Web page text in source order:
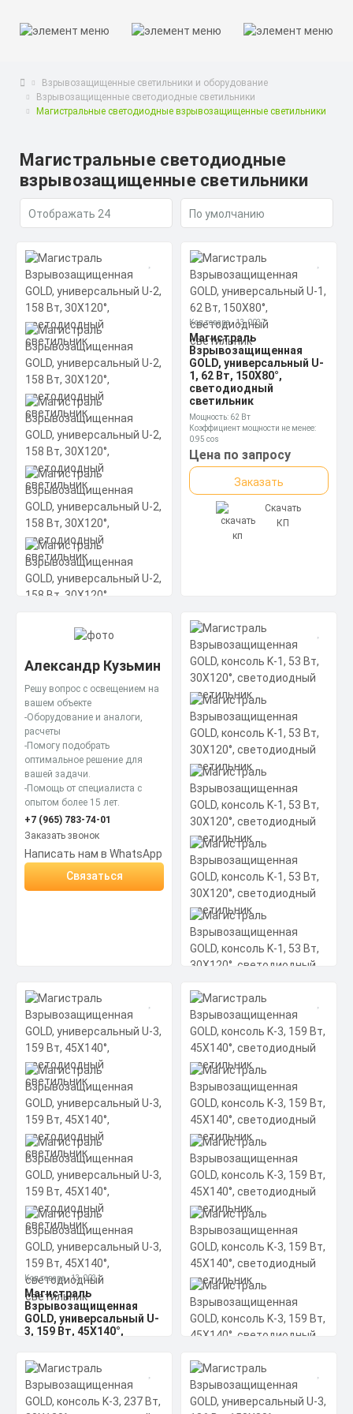
Взрывозащищенные светильники и оборудование
Взрывозащищенные светодиодные светильники
Магистральные светодиодные взрывозащищенные светильники
Магистральные светодиодные
взрывозащищенные светильники
Магистраль
Взрывозащищенная
2, 158 Вт, 30X120°,
светодиодный
светильник
Мощность: 158 Вт
Коэффициент мощности не менее:
Материал корпуса:
Экструдированный алюминиевый
профиль (анодированный),
вторичная оптика из акрила (ПММА)
с силиконовой прокладкой.
Цена по запросу
Заказать
Код товара - 13-0037
Магистраль
Взрывозащищенная
GOLD, универсальный U-
1, 62 Вт, 150X80°,
светодиодный
светильник
Мощность: 62 Вт
Коэффициент мощности не менее:
0,95 cos
Материал корпуса:
Экструдированный алюминиевый
профиль (анодированный),
вторичная оптика из акрила (ПММА)
с силиконовой прокладкой.
Цена по запросу
Заказать
Скачать
КП
Александр Кузьмин
Решу вопрос с освещением на
вашем объекте
-Оборудование и аналоги,
расчеты
-Помогу подобрать
оптимальное решение для
вашей задачи.
-Помощь от специалиста с
опытом более 15 лет.
+7 (965) 783-74-01
Заказать звонок
Написать нам в WhatsApp
Связаться
Код товара - 13-0006
Магистраль
Взрывозащищенная
GOLD, консоль K-1, 53 Вт,
30X120°, светодиодный
светильник
Мощность: 53 Вт
Коэффициент мощности не менее:
Материал корпуса:
Экструдированный алюминиевый
вторичная оптика из акрила (ПММА)
14851 ₽
Заказать
Скачать
КП
Код товара - 13-0031
Магистраль
Взрывозащищенная
GOLD, универсальный U-
3, 159 Вт, 45X140°,
Мощность: 159 Вт
Коэффициент мощности не менее:
Материал корпуса:
Цена по запросу
Магистраль
Взрывозащищенная
GOLD, консоль K-3, 159
Вт, 45X140°,